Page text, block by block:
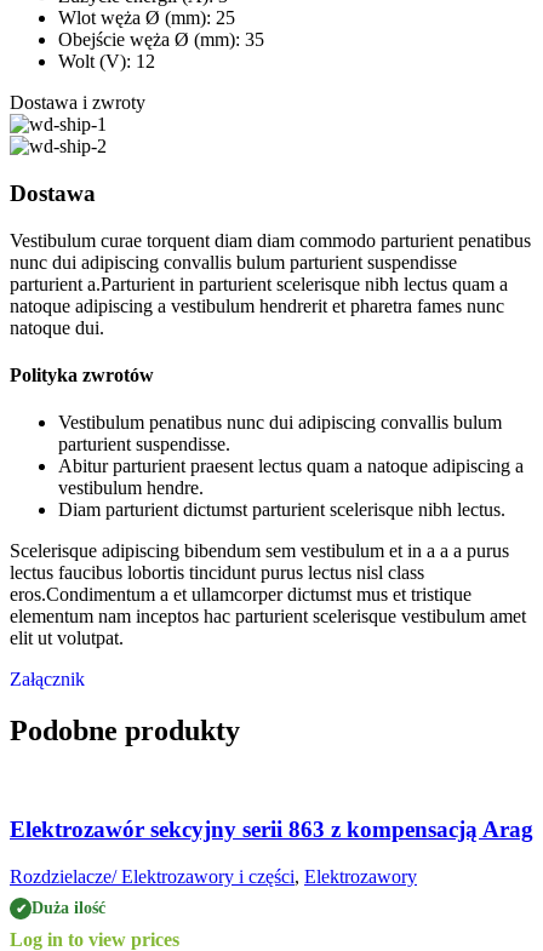
Wlot węża Ø (mm): 25
Obejście węża Ø (mm): 35
Wolt (V): 12
Dostawa i zwroty
Dostawa
Vestibulum curae torquent diam diam commodo parturient penatibus
nunc dui adipiscing convallis bulum parturient suspendisse
parturient a.Parturient in parturient scelerisque nibh lectus quam a
natoque adipiscing a vestibulum hendrerit et pharetra fames nunc
natoque dui.
Polityka zwrotów
Vestibulum penatibus nunc dui adipiscing convallis bulum
parturient suspendisse.
Abitur parturient praesent lectus quam a natoque adipiscing a
vestibulum hendre.
Diam parturient dictumst parturient scelerisque nibh lectus.
Scelerisque adipiscing bibendum sem vestibulum et in a a a purus
lectus faucibus lobortis tincidunt purus lectus nisl class
eros.Condimentum a et ullamcorper dictumst mus et tristique
elementum nam inceptos hac parturient scelerisque vestibulum amet
elit ut volutpat.
Załącznik
Podobne produkty
Elektrozawór sekcyjny serii 863 z kompensacją Arag
Rozdzielacze/ Elektrozawory i części, Elektrozawory
✔ Duża ilość
Log in to view prices